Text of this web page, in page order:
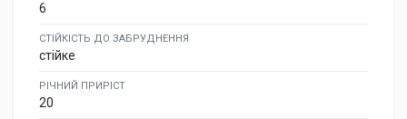
6
СТІЙКІСТЬ ДО ЗАБРУДНЕННЯ
стійке
РІЧНИЙ ПРИРІСТ
20